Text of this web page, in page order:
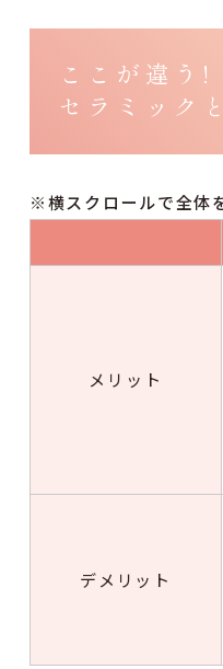
ここが違う!
セラミック
メリット
デメリット